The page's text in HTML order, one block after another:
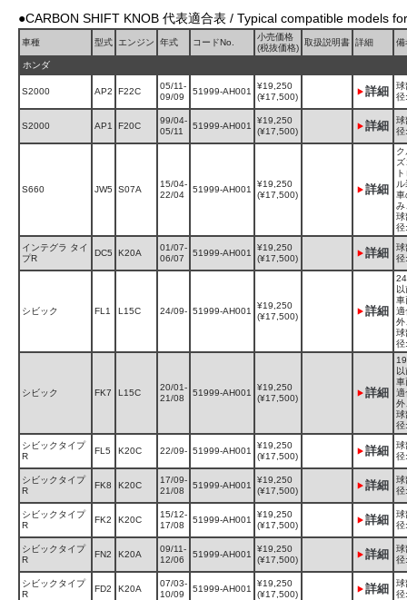
●CARBON SHIFT KNOB 代表適合表 / Typical compatible models
車種 型式 エンジン 年式 コードNo.
小売価格
(税抜価格)
取扱説明書 詳細 備
ホンダ
S2000 AP2 F22C
05/11-
09/09
51999-AH001
¥19,250
(¥17,500)
詳細
球
径
S2000 AP1 F20C
99/04-
05/11
51999-AH001
¥19,250
(¥17,500)
詳細
球
径
S660 JW5 S07A
15/04-
22/04
51999-AH001
¥19,250
(¥17,500)
詳細
車
み
球
径
インテグラ タイ
プR
DC5 K20A
01/07-
06/07
51999-AH001
¥19,250
(¥17,500)
詳細
球
径
シビック FL1 L15C 24/09- 51999-AH001
¥19,250
(¥17,500)
詳細
車
適
外
球
径
シビック FK7 L15C
20/01-
21/08
51999-AH001
¥19,250
(¥17,500)
詳細
車
適
外
球
径
シビックタイプ
R
FL5 K20C 22/09- 51999-AH001
¥19,250
(¥17,500)
詳細
球
径
シビックタイプ
R
FK8 K20C
17/09-
21/08
51999-AH001
¥19,250
(¥17,500)
詳細
球
径
シビックタイプ
R
FK2 K20C
15/12-
17/08
51999-AH001
¥19,250
(¥17,500)
詳細
球
径
シビックタイプ
R
FN2 K20A
09/11-
12/06
51999-AH001
¥19,250
(¥17,500)
詳細
球
径
シビックタイプ
R
FD2 K20A
07/03-
10/09
51999-AH001
¥19,250
(¥17,500)
詳細
球
径